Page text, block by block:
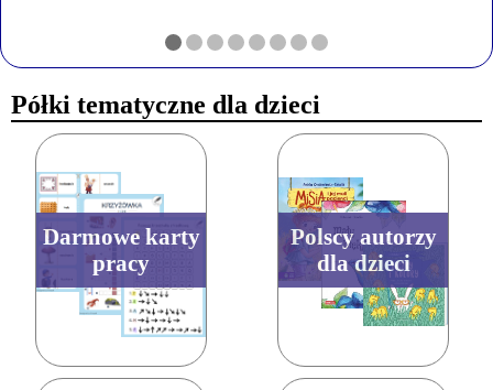
Półki tematyczne dla dzieci
Darmowe karty
pracy
Polscy autorzy
dla dzieci